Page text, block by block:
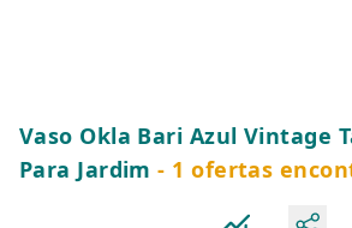
Vaso Okla Bari Azul Vintage
Para Jardim - 1 ofertas